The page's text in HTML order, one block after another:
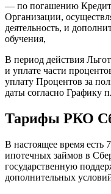
— по погашению
Организации,
деятельность, и
обучения,
В период действия
и уплате части
уплату Процентов за
даты согласно Графику
Тарифы РКО
В настоящее время есть
ипотечных займов в
государственную
дополнительных